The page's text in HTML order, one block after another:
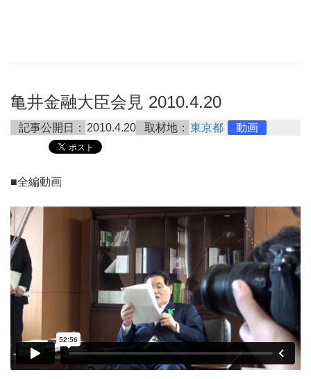
亀井金融大臣会見 2010.4.20
記事公開日： 2010.4.20 取材地： 東京都 動画
■全編動画